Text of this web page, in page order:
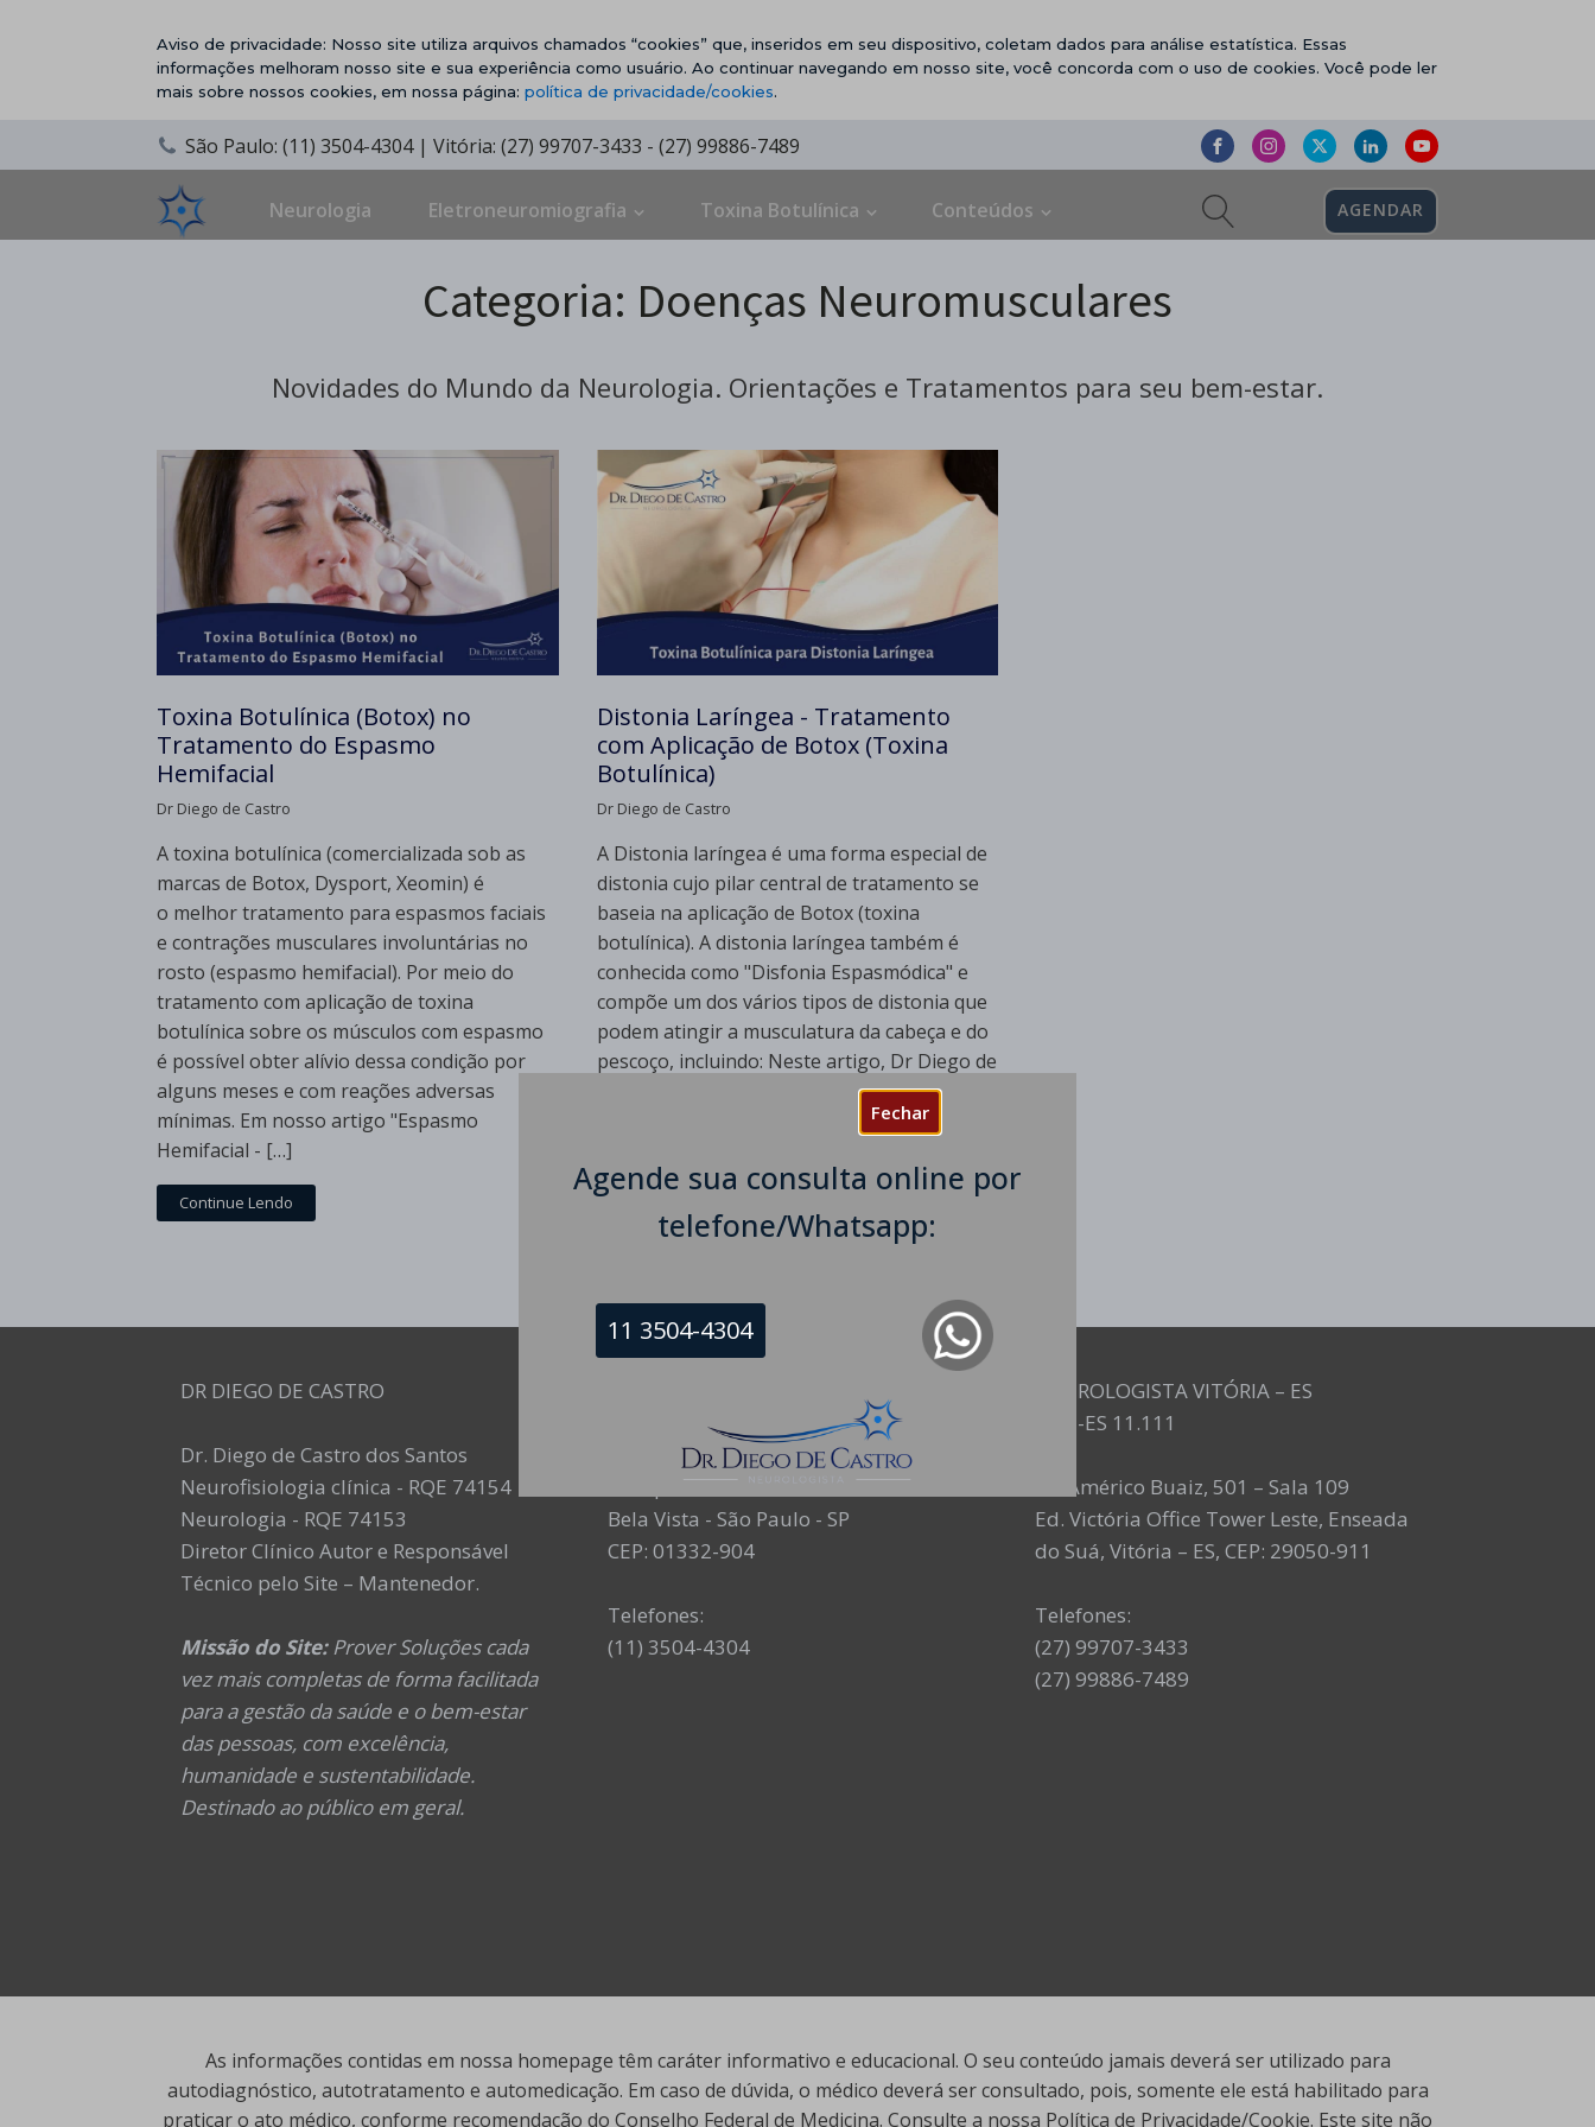
Fechar
Agende sua consulta online por
telefone/Whatsapp:
11 3504-4304
Aviso de privacidade: Nosso site utiliza arquivos chamados “cookies” que, inseridos em seu dispositivo, coletam dados para análise estatística. Essas
informações melhoram nosso site e sua experiência como usuário. Ao continuar navegando em nosso site, você concorda com o uso de cookies. Você pode ler
mais sobre nossos cookies, em nossa página: política de privacidade/cookies.
São Paulo: (11) 3504-4304 | Vitória: (27) 99707-3433 - (27) 99886-7489
Neurologia Eletroneuromiografia Toxina Botulínica Conteúdos AGENDAR
Categoria: Doenças Neuromusculares
Novidades do Mundo da Neurologia. Orientações e Tratamentos para seu bem-estar.
Toxina Botulínica (Botox) no
Tratamento do Espasmo
Hemifacial
Dr Diego de Castro
A toxina botulínica (comercializada sob as
marcas de Botox, Dysport, Xeomin) é
o melhor tratamento para espasmos faciais
e contrações musculares involuntárias no
rosto (espasmo hemifacial). Por meio do
tratamento com aplicação de toxina
botulínica sobre os músculos com espasmo
é possível obter alívio dessa condição por
alguns meses e com reações adversas
mínimas. Em nosso artigo "Espasmo
Hemifacial - […]
Continue Lendo
Distonia Laríngea - Tratamento
com Aplicação de Botox (Toxina
Botulínica)
Dr Diego de Castro
A Distonia laríngea é uma forma especial de
distonia cujo pilar central de tratamento se
baseia na aplicação de Botox (toxina
botulínica). A distonia laríngea também é
conhecida como "Disfonia Espasmódica" e
compõe um dos vários tipos de distonia que
podem atingir a musculatura da cabeça e do
pescoço, incluindo: Neste artigo, Dr Diego de
« Anterior
DR DIEGO DE CASTRO
Dr. Diego de Castro dos Santos
Neurofisiologia clínica - RQE 74154
Neurologia - RQE 74153
Diretor Clínico Autor e Responsável
Técnico pelo Site – Mantenedor.
Missão do Site:Prover Soluções cada
vez mais completas de forma facilitada
para a gestão da saúde e o bem-estar
das pessoas, com excelência,
humanidade e sustentabilidade.
Destinado ao público em geral.
CRM-SP 160074
R. Itapeva, 518 - sala 1301
Bela Vista - São Paulo - SP
CEP: 01332-904
Telefones:
(11) 3504-4304
NEUROLOGISTA VITÓRIA – ES
CRM-ES 11.111
Av. Américo Buaiz, 501 – Sala 109
Ed. Victória Office Tower Leste, Enseada
do Suá, Vitória – ES, CEP: 29050-911
Telefones:
(27) 99707-3433
(27) 99886-7489
As informações contidas em nossa homepage têm caráter informativo e educacional. O seu conteúdo jamais deverá ser utilizado para
autodiagnóstico, autotratamento e automedicação. Em caso de dúvida, o médico deverá ser consultado, pois, somente ele está habilitado para
praticar o ato médico, conforme recomendação do Conselho Federal de Medicina. Consulte a nossa Política de Privacidade/Cookie. Este site não